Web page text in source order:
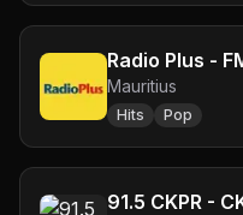
Radio Plus -
Mauritius
Hits Pop
91.5 CKPR -